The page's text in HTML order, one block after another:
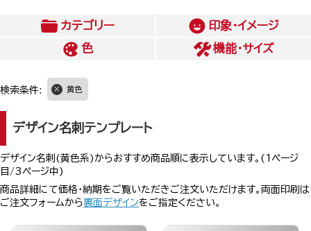
カテゴリー
印象・イメージ
色
機能・サイズ
検索条件: 黄色
デザイン名刺テンプレート
デザイン名刺(黄色系)からおすすめ商品順に表示しています。(1ページ
目/3ページ中)
商品詳細にて価格・納期をご覧いただきご注文いただけます。両面印刷は
ご注文フォームから裏面デザインをご指定ください。